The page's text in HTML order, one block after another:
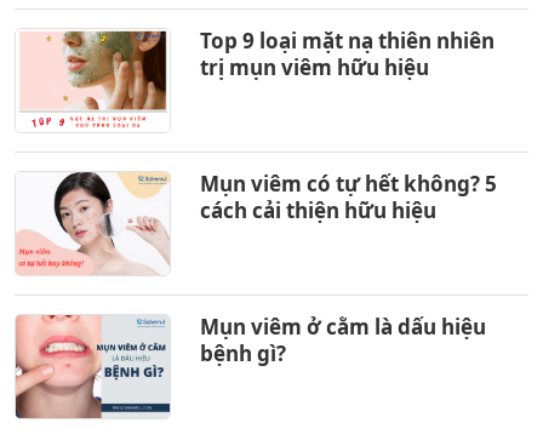
Top 9 loại mặt nạ thiên nhiên
trị mụn viêm hữu hiệu
Mụn viêm có tự hết không? 5
cách cải thiện hữu hiệu
Mụn viêm ở cằm là dấu hiệu
bệnh gì?